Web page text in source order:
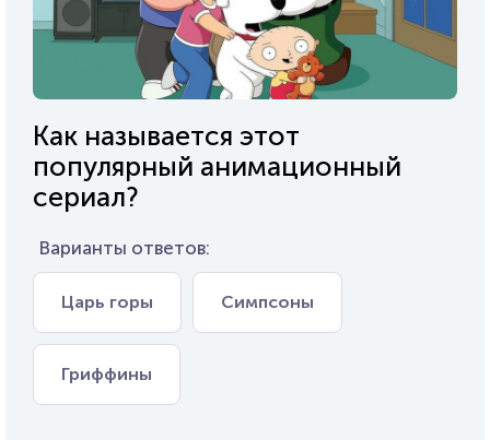
Как называется этот
популярный анимационный
сериал?
Варианты ответов:
Царь горы Симпсоны
Гриффины